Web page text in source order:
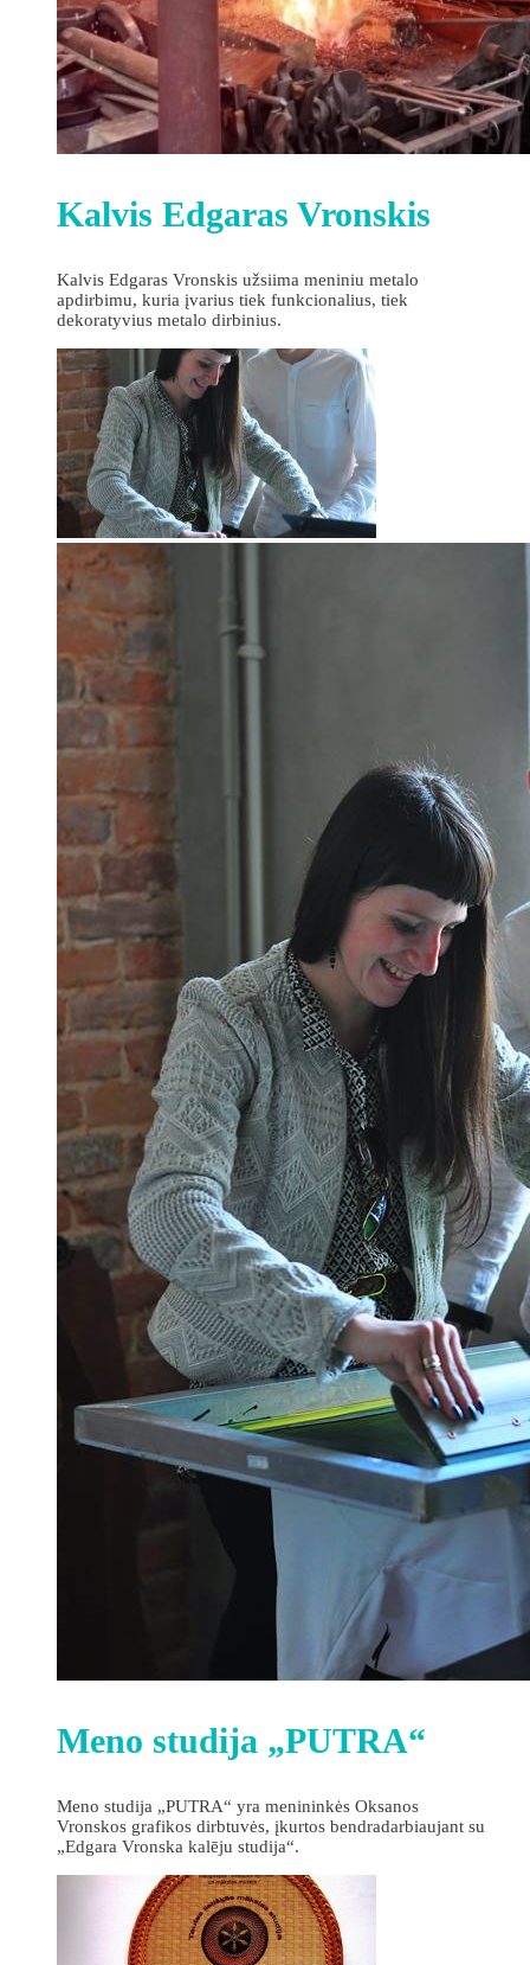
Kalvis Edgaras Vronskis
Kalvis Edgaras Vronskis užsiima meniniu metalo
apdirbimu, kuria įvarius tiek funkcionalius, tiek
dekoratyvius metalo dirbinius.
Meno studija „PUTRA“
Meno studija „PUTRA“ yra menininkės Oksanos
Vronskos grafikos dirbtuvės, įkurtos bendradarbiaujant su
„Edgara Vronska kalēju studija“.